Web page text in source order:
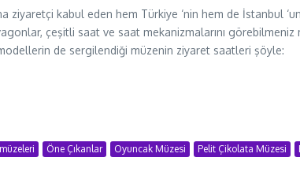
ziyaretçi kabul eden hem Türkiye ‘nin hem de İstanbul
çeşitli saat ve saat mekanizmalarını görebilmeniz
de sergilendiği müzenin ziyaret saatleri şöyle:
Öne Çıkanlar Oyuncak Müzesi Pelit Çikolata Müzesi